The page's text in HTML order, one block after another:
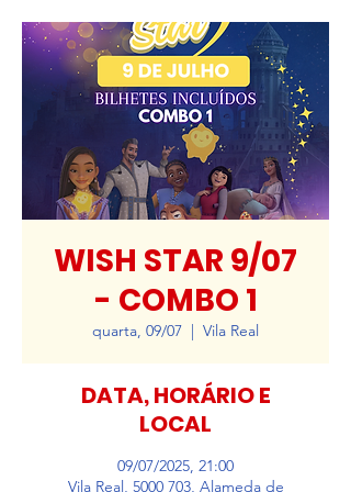
WISH STAR 9/07
- COMBO 1
quarta, 09/07
  |
Vila Real
DATA, HORÁRIO E
LOCAL
09/07/2025, 21:00
Vila Real, 5000 703, Alameda de